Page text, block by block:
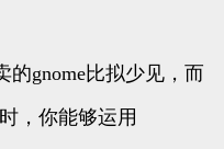
的gnome比拟少见，而
，你能够运用